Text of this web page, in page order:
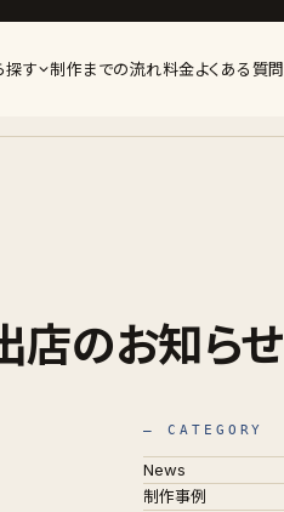
探す 制作までの流れ料金よくある質問
店のお知らせ
— CATEGORY
News
制作事例